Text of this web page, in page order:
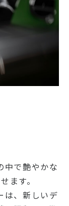
中で艶やかな
ます。
は、新しいデ